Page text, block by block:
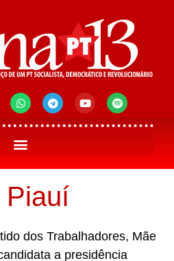
Piauí
dos Trabalhadores, Mãe
a presidência